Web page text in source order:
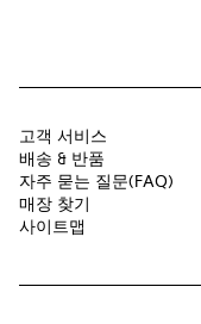
고객 서비스
배송 & 반품
자주 묻는 질문(FAQ)
매장 찾기
사이트맵